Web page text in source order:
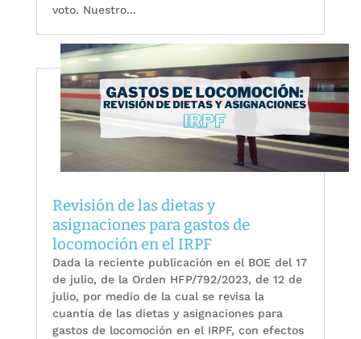
voto. Nuestro...
Revisión de las dietas y
asignaciones para gastos de
locomoción en el IRPF
Dada la reciente publicación en el BOE del 17
de julio, de la Orden HFP/792/2023, de 12 de
julio, por medio de la cual se revisa la
cuantía de las dietas y asignaciones para
gastos de locomoción en el IRPF, con efectos